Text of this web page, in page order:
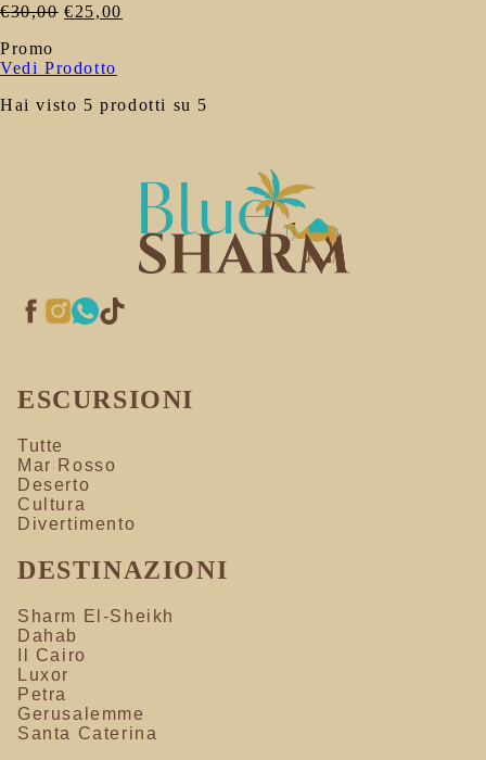
€30,00 Original
€30,00.
€25,00
Promo
Vedi Prodotto
Hai visto 5 prodotti su 5
ESCURSIONI
Tutte
Mar Rosso
Deserto
Cultura
Divertimento
DESTINAZIONI
Sharm El-Sheikh
Dahab
Il Cairo
Luxor
Petra
Gerusalemme
Santa Caterina